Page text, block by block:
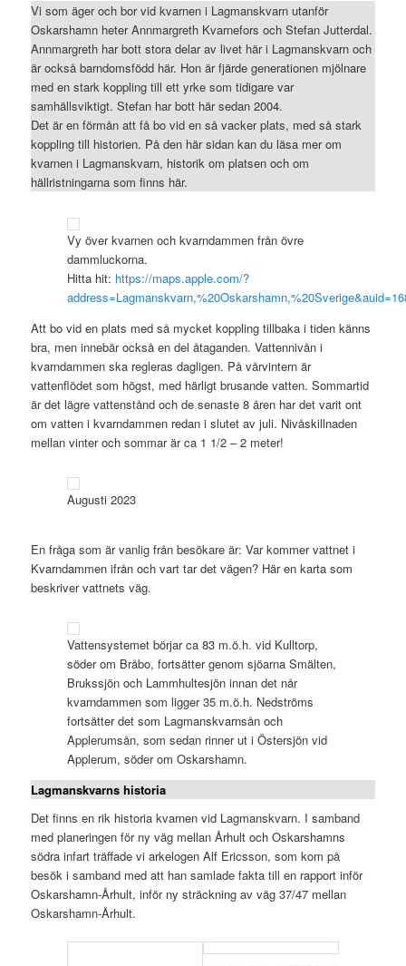
Vi som äger och bor vid kvarnen i Lagmanskvarn utanför
Oskarshamn heter Annmargreth Kvarnefors och Stefan Jutterdal.
Annmargreth har bott stora delar av livet här i Lagmanskvarn och
är också barndomsfödd här. Hon är fjärde generationen mjölnare
med en stark koppling till ett yrke som tidigare var
samhällsviktigt. Stefan har bott här sedan 2004.
Det är en förmån att få bo vid en så vacker plats, med så stark
koppling till historien. På den här sidan kan du läsa mer om
kvarnen i Lagmanskvarn, historik om platsen och om
hällristningarna som finns här.
Vy över kvarnen och kvarndammen från övre
dammluckorna.
Hitta hit: https://maps.apple.com/?
Att bo vid en plats med så mycket koppling tillbaka i tiden känns
bra, men innebär också en del åtaganden. Vattennivån i
kvarndammen ska regleras dagligen. På vårvintern är
vattenflödet som högst, med härligt brusande vatten. Sommartid
är det lägre vattenstånd och de senaste 8 åren har det varit ont
om vatten i kvarndammen redan i slutet av juli. Nivåskillnaden
mellan vinter och sommar är ca 1 1/2 – 2 meter!
Augusti 2023
En fråga som är vanlig från besökare är: Var kommer vattnet i
Kvarndammen ifrån och vart tar det vägen? Här en karta som
beskriver vattnets väg.
Vattensystemet börjar ca 83 m.ö.h. vid Kulltorp,
söder om Bråbo, fortsätter genom sjöarna Smälten,
Brukssjön och Lammhultesjön innan det når
kvarndammen som ligger 35 m.ö.h. Nedströms
fortsätter det som Lagmanskvarnsån och
Applerumsån, som sedan rinner ut i Östersjön vid
Applerum, söder om Oskarshamn.
Lagmanskvarns historia
Det finns en rik historia kvarnen vid Lagmanskvarn. I samband
med planeringen för ny väg mellan Århult och Oskarshamns
södra infart träffade vi arkelogen Alf Ericsson, som kom på
besök i samband med att han samlade fakta till en rapport inför
Oskarshamn-Århult, inför ny sträckning av väg 37/47 mellan
Oskarshamn-Århult.